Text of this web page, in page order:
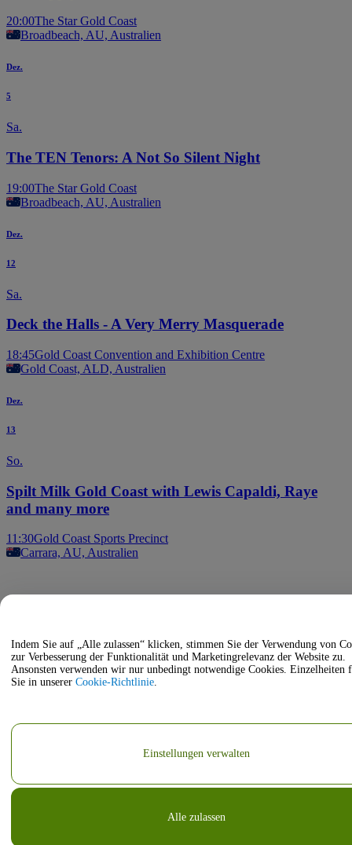
20:00The Star Gold Coast
Broadbeach, AU, Australien
Dez.
5
Sa.
The TEN Tenors: A Not So Silent Night
19:00The Star Gold Coast
Broadbeach, AU, Australien
Dez.
12
Sa.
Deck the Halls - A Very Merry Masquerade
18:45Gold Coast Convention and Exhibition Centre
Gold Coast, ALD, Australien
Dez.
13
So.
Spilt Milk Gold Coast with Lewis Capaldi, Raye
and many more
11:30Gold Coast Sports Precinct
Carrara, AU, Australien
Indem Sie auf „Alle zulassen“ klicken, stimmen Sie der Verwendung von
zur Verbesserung der Funktionalität und Marketingrelevanz der Website zu.
Ansonsten verwenden wir nur unbedingt notwendige Cookies. Einzelheiten
Sie in unserer Cookie-Richtlinie.
Alle zulassen
Einstellungen verwalten